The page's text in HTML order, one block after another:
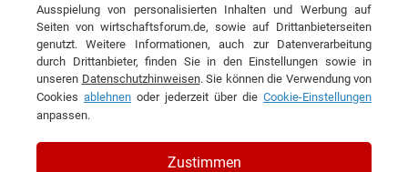
Ausspielung von personalisierten Inhalten und Werbung auf
Seiten von wirtschaftsforum.de, sowie auf Drittanbieterseiten
genutzt. Weitere Informationen, auch zur Datenverarbeitung
durch Drittanbieter, finden Sie in den Einstellungen sowie in
unseren Datenschutzhinweisen. Sie können die Verwendung von
Cookies ablehnen oder jederzeit über die Cookie-Einstellungen
anpassen.
Zustimmen